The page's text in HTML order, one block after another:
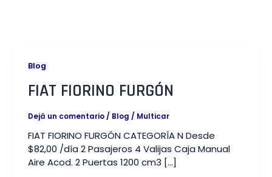
Blog
FIAT FIORINO FURGÓN​
Dejá un comentario / Blog / Multicar
FIAT FIORINO FURGÓN CATEGORÍA N Desde
$82,00 /día 2 Pasajeros 4 Valijas Caja Manual
Aire Acod. 2 Puertas 1200 cm3 […]